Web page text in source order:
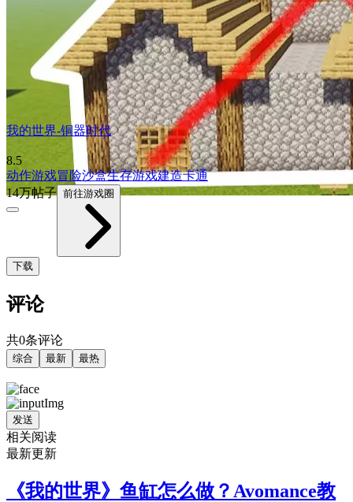
我的世界-铜器时代
8.5
动作游戏冒险沙盒生存游戏建造卡通
14万帖子 前往游戏圈
下载
评论
共0条评论
综合 最新 最热
发送
相关阅读
最新更新
《我的世界》鱼缸怎么做？Avomance教